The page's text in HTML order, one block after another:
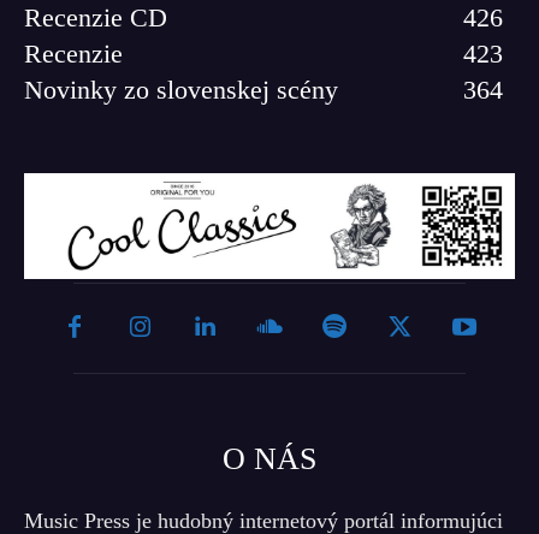
Recenzie CD
426
Recenzie
423
Novinky zo slovenskej scény
364
O NÁS
Music Press je hudobný internetový portál informujúci